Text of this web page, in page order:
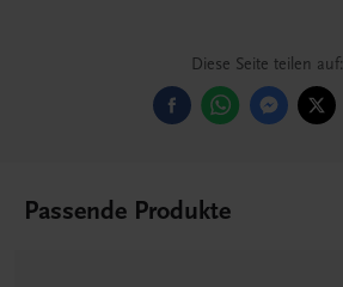
Diese Seite teilen auf:
Passende Produkte